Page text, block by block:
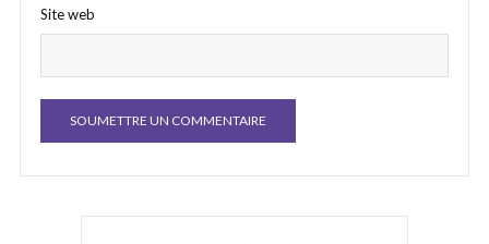
Site web